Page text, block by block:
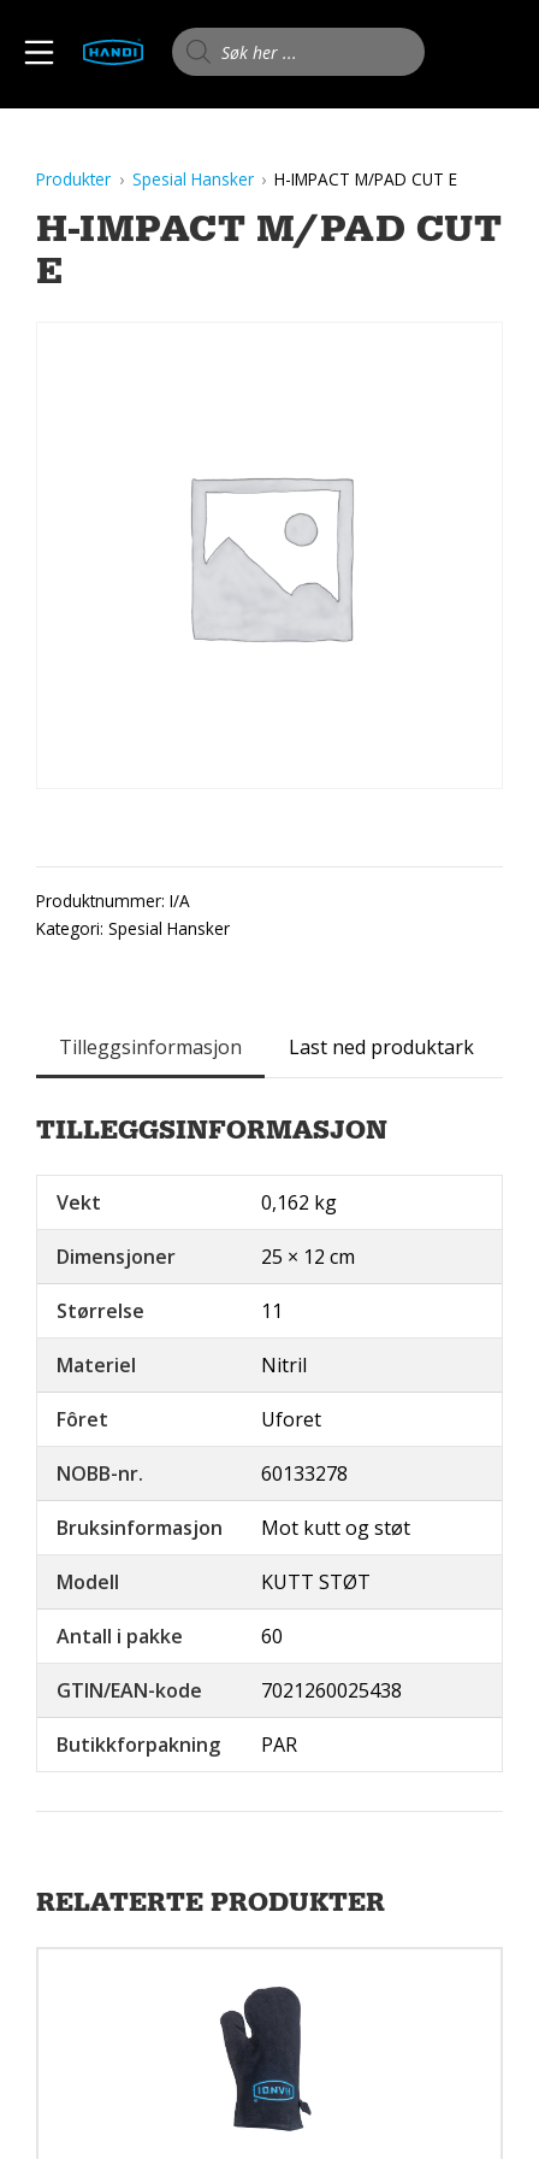
contentMOBILE MENU
HANDI AS
Products search
Produkter Spesial Hansker H-IMPACT M/PAD CUT E
H-IMPACT M/PAD CUT
E
Produktnummer: I/A
Kategori: Spesial Hansker
Tilleggsinformasjon Last ned produktark
TILLEGGSINFORMASJON
Vekt 0,162 kg
Dimensjoner 25 × 12 cm
Størrelse 11
Materiel Nitril
Fôret Uforet
NOBB-nr. 60133278
Bruksinformasjon Mot kutt og støt
Modell KUTT STØT
Antall i pakke 60
GTIN/EAN-kode 7021260025438
Butikkforpakning PAR
RELATERTE PRODUKTER